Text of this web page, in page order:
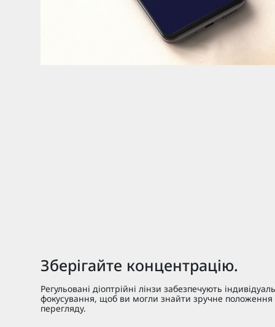
Зберігайте концентрацію.
Регульовані діоптрійні лінзи забезпечують
фокусування, щоб ви могли знайти зручне положення
перегляду.